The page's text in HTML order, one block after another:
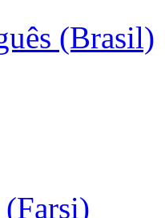
(Brasil)
(Farsi)